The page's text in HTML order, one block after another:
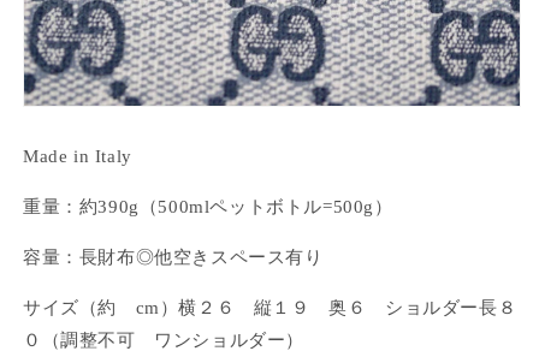
Made in Italy
重量：約390g（500mlペットボトル=500g）
容量：長財布◎他空きスペース有り
サイズ（約 cm）横２６ 縦１９ 奥６ ショルダー長８
０（調整不可 ワンショルダー）